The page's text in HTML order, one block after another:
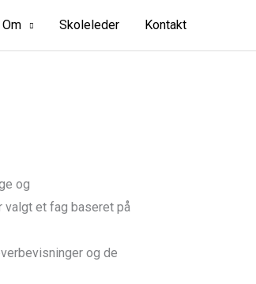
Om Skoleleder Kontakt
og
valgt et fag baseret på
og de